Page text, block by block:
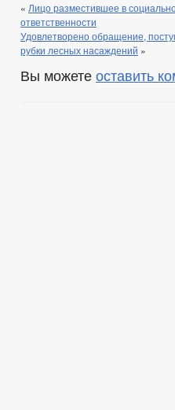
« Лицо разместившее в
ответственности
Удовлетворено обращение,
рубки лесных насаждений »
Вы можете оставить